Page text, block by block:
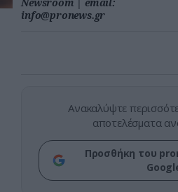
info@pronews.gr
Ανακαλύψτε
αποτελέσματα
Προσθήκη του